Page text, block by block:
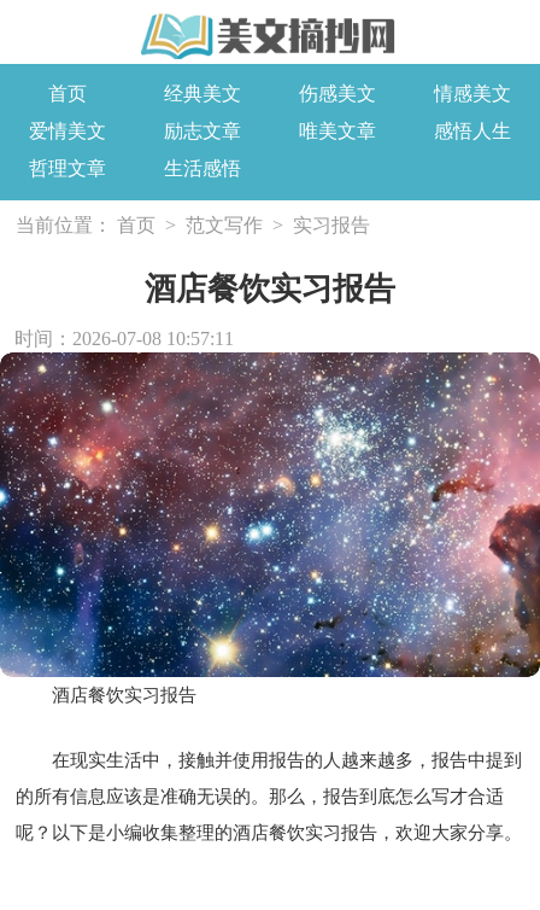
首页 经典美文 伤感美文
情感美文
爱情美文
励志文章 唯美文章
感悟人生
哲理文章
生活感悟
当前位置： 首页 > 范文写作 > 实习报告
酒店餐饮实习报告
时间：2026-07-08 10:57:11
酒店餐饮实习报告
在现实生活中，接触并使用报告的人越来越多，报告中提到
的所有信息应该是准确无误的。那么，报告到底怎么写才合适
呢？以下是小编收集整理的酒店餐饮实习报告，欢迎大家分享。